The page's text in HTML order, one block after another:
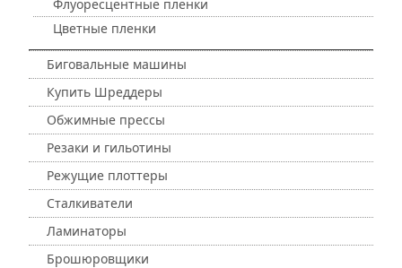
Флуоресцентные пленки
Цветные пленки
Биговальные машины
Купить Шреддеры
Обжимные прессы
Резаки и гильотины
Режущие плоттеры
Сталкиватели
Ламинаторы
Брошюровщики